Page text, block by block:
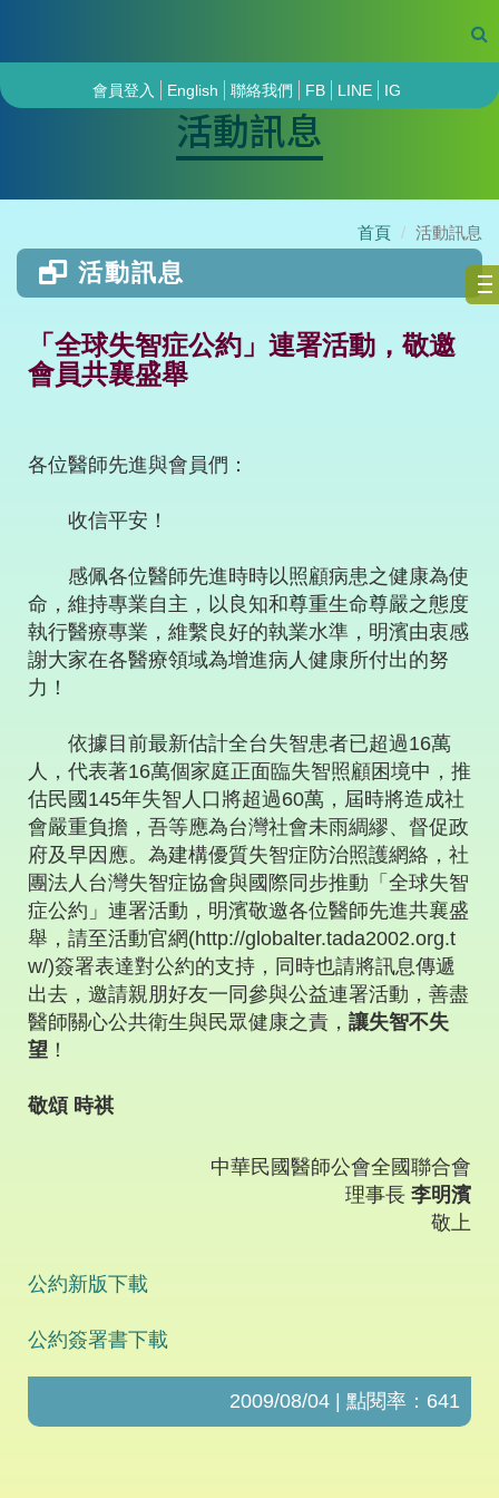
會員登入 English 聯絡我們 FB LINE IG
活動訊息
首頁 活動訊息
活動訊息
「全球失智症公約」連署活動，敬邀
會員共襄盛舉
各位醫師先進與會員們：
收信平安！
感佩各位醫師先進時時以照顧病患之健康為使
命，維持專業自主，以良知和尊重生命尊嚴之態度
執行醫療專業，維繫良好的執業水準，明濱由衷感
謝大家在各醫療領域為增進病人健康所付出的努
力！
依據目前最新估計全台失智患者已超過16萬
人，代表著16萬個家庭正面臨失智照顧困境中，推
估民國145年失智人口將超過60萬，屆時將造成社
會嚴重負擔，吾等應為台灣社會未雨綢繆、督促政
府及早因應。為建構優質失智症防治照護網絡，社
團法人台灣失智症協會與國際同步推動「全球失智
症公約」連署活動，明濱敬邀各位醫師先進共襄盛
舉，請至活動官網(http://globalter.tada2002.org.t
w/)簽署表達對公約的支持，同時也請將訊息傳遞
出去，邀請親朋好友一同參與公益連署活動，善盡
醫師關心公共衛生與民眾健康之責， 讓失智不失
望 ！
敬頌 時祺
中華民國醫師公會全國聯合會
理事長 李明濱
敬上
公約新版下載
公約簽署書下載
2009/08/04 | 點閱率：641